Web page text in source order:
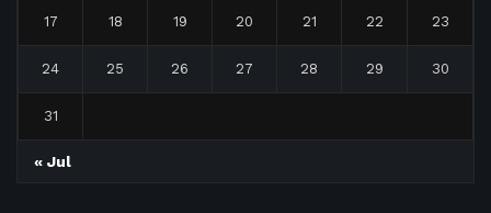
17 18 19 20 21 22 23
24 25 26 27 28 29 30
31
« Jul